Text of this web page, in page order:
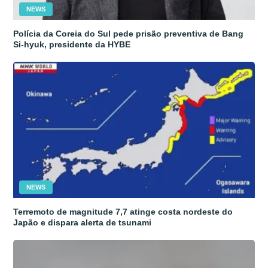
NEWS
Polícia da Coreia do Sul pede prisão preventiva de Bang
Si-hyuk, presidente da HYBE
NEWS
Terremoto de magnitude 7,7 atinge costa nordeste do
Japão e dispara alerta de tsunami